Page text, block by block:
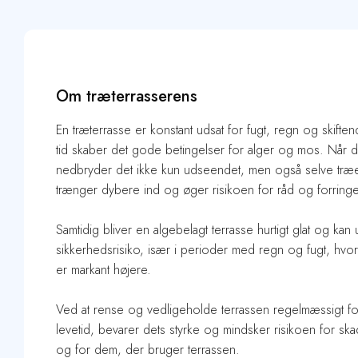
Om træterrasserens
En træterrasse er konstant udsat for fugt, regn og
tid skaber det gode betingelser for alger og mos. Når
nedbryder det ikke kun udseendet, men også selve
trænger dybere ind og øger risikoen for råd og
Samtidig bliver en algebelagt terrasse hurtigt glat og
sikkerhedsrisiko, især i perioder med regn og fugt,
er markant højere.
Ved at rense og vedligeholde terrassen regelmæssigt
levetid, bevarer dets styrke og mindsker risikoen for
og for dem, der bruger terrassen.